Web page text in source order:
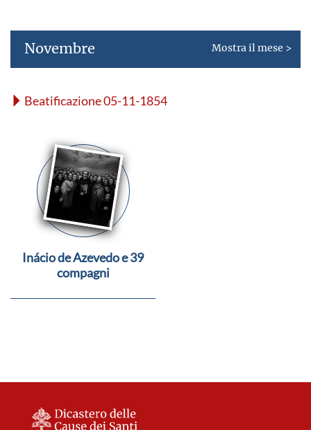
Novembre Mostra il mese >
Beatificazione 05-11-1854
Inácio de Azevedo e 39
compagni